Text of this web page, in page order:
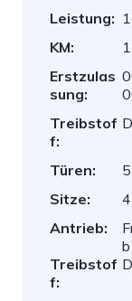
Leistung:
KM:
Erstzulas
sung:
Treibstof
f:
Türen:
5
Sitze:
4
Antrieb:
b
Treibstof
f: